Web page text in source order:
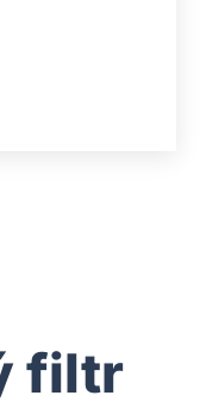
filtr